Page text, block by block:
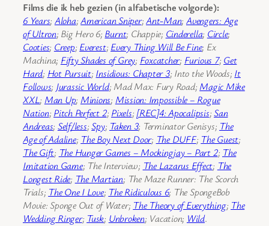
Films die ik heb gezien (in alfabetische volgorde):
6 Years; Aloha;American Sniper;Ant-Man; Avengers: Age
of Ultron; Big Hero 6; Burnt; Chappie; Cinderella; Circle;
Cooties; Creep; Everest; Every Thing Will Be Fine; Ex
Machina; Fifty Shades of Grey; Foxcatcher; Furious 7; Get
Hard; Hot Pursuit; Insidious: Chapter 3; Into the Woods; It
Follows; Jurassic World; Mad Max: Fury Road; Magic Mike
XXL; Man Up; Minions; Mission: Impossible – Rogue
Nation; Pitch Perfect 2; Pixels; [REC]4: Apocalipsis;San
Andreas; Self/less;Spy; Taken 3; Terminator Genisys; The
Age of Adaline; The Boy Next Door; The DUFF; The Guest;
The Gift; The Hunger Games – Mockingjay – Part 2; The
Imitation Game; The Interview; The Lazarus Effect; The
Longest Ride; The Martian; The Maze Runner: The Scorch
Trials; The One I Love; The Ridiculous 6; The SpongeBob
Movie: Sponge Out of Water; The Theory of Everything; The
Wedding Ringer; Tusk; Unbroken; Vacation; Wild.